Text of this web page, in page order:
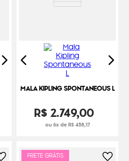
MALA KIPLING SPONTANEOUS L
R$2.749,00
ou 6x de R$ 458,17
FRETE GRÁTIS